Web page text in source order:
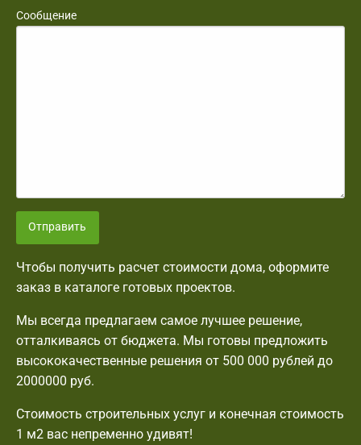
Сообщение
Отправить
Чтобы получить расчет стоимости дома, оформите
заказ в каталоге готовых проектов.
Мы всегда предлагаем самое лучшее решение,
отталкиваясь от бюджета. Мы готовы предложить
высококачественные решения от 500 000 рублей до
2000000 руб.
Стоимость строительных услуг и конечная стоимость
1 м2 вас непременно удивят!